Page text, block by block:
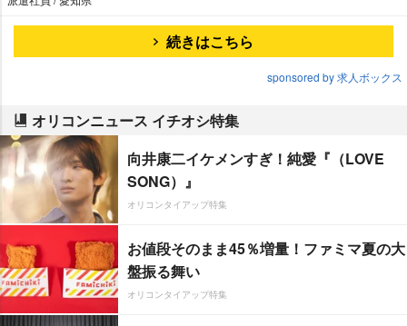
続きはこちら
sponsored by 求人ボックス
オリコンニュース イチオシ特集
向井康二イケメンすぎ！純愛『（LOVE
SONG）』
オリコンタイアップ特集
お値段そのまま45％増量！ファミマ夏の大
盤振る舞い
オリコンタイアップ特集